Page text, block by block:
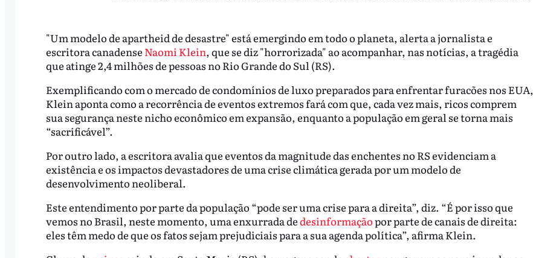
"Um modelo de apartheid de desastre" está emergindo em todo o planeta, alerta a jornalista e
escritora canadense Naomi Klein, que se diz "horrorizada" ao acompanhar, nas notícias, a tragédia
que atinge 2,4 milhões de pessoas no Rio Grande do Sul (RS).
Exemplificando com o mercado de condomínios de luxo preparados para enfrentar furacões nos EUA,
Klein aponta como a recorrência de eventos extremos fará com que, cada vez mais, ricos comprem
sua segurança neste nicho econômico em expansão, enquanto a população em geral se torna mais
“sacrificável”.
Por outro lado, a escritora avalia que eventos da magnitude das enchentes no RS evidenciam a
existência e os impactos devastadores de uma crise climática gerada por um modelo de
desenvolvimento neoliberal.
Este entendimento por parte da população “pode ser uma crise para a direita”, diz. “É por isso que
vemos no Brasil, neste momento, uma enxurrada dedesinformaçãopor parte de canais de direita:
eles têm medo de que os fatos sejam prejudiciais para a sua agenda política”, afirma Klein.